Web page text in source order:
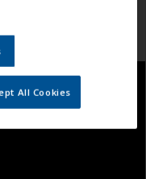
All Cookies